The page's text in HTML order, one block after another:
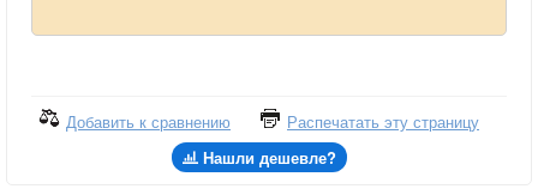
Добавить к сравнению
Распечатать эту страницу
Нашли дешевле?